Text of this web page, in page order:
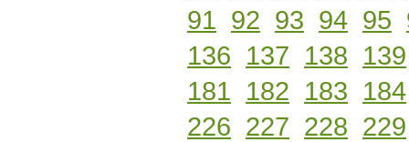
91 92 93 94 95
136 137 138 139
181 182 183 184
226 227 228 229